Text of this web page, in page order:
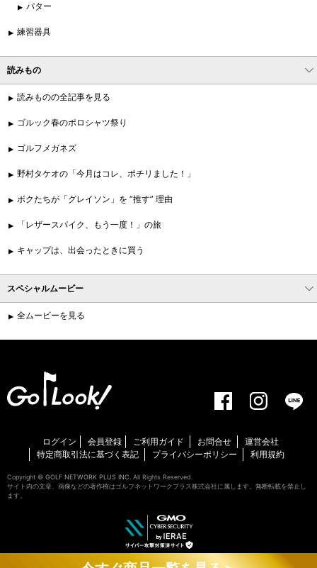
パター
練習器具
読みもの
読みものの全記事を見る
ゴルック春のポロシャツ祭り
ゴルフメガネズ
野村タケオの「今月はコレ、ポチリました！」
ボクたちが「グレイソン」を “推す” 理由
「レザースパイク、もう一度！」の旅
キャップは、出会ったときに買う
スペシャルムービー
全ムービーを見る
ログイン 会員登録 ご利用ガイド お問合せ
運営会社
特定商取引法に基づく表記
プライバシーポリシー 利用規約
Copyright © GOLF NETWORK PLUS INC. All Rights Reserved.
サイト内の文章、画像などの著作権はゴルフネットワークプラス株式会社に属します。無断転載を禁止し
ます。